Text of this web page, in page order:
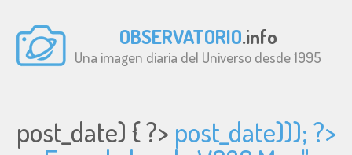
OBSERVATORIO.info
Una imagen diaria del Universo desde 1995
post_date) { ?> post_date))); ?>